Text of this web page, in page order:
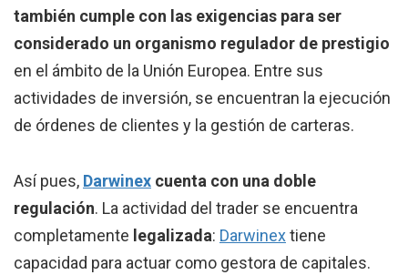
también cumple con las exigencias para ser
considerado un organismo regulador de prestigio
en el ámbito de la Unión Europea. Entre sus
actividades de inversión, se encuentran la ejecución
de órdenes de clientes y la gestión de carteras.
Así pues, Darwinex cuenta con una doble
regulación. La actividad del trader se encuentra
completamente legalizada: Darwinextiene
capacidad para actuar como gestora de capitales.